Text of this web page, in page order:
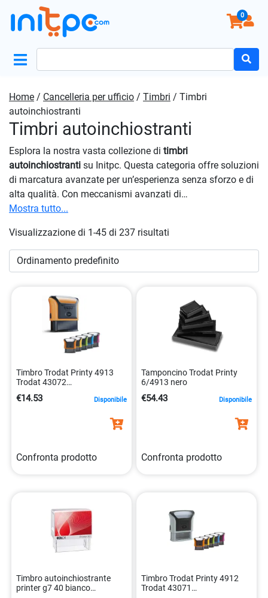
0
Home / Cancelleria per ufficio / Timbri / Timbri
autoinchiostranti
Timbri autoinchiostranti
Esplora la nostra vasta collezione di timbri
autoinchiostranti su Initpc. Questa categoria offre soluzioni
di marcatura avanzate per un’esperienza senza sforzo e di
alta qualità. Con meccanismi avanzati di
autoinchiostramento, garantiscono un’applicazione
timbri con la nostra selezione ditimbri autoinchiostranti
Scegli la praticità, la personalizzazione e la qualità – Scegli
i nostri timbri per una marcatura impeccabile in ogni
Mostra tutto...
Visualizzazione di 1-45 di 237 risultati
Timbro Trodat Printy 4913
Trodat 43072
€14.53 Disponibile
Confronta prodotto
Tamponcino Trodat Printy
6/4913 nero
€54.43 Disponibile
Confronta prodotto
Timbro autoinchiostrante
printer g7 40 bianco
Timbro Trodat Printy 4912
Trodat 43071